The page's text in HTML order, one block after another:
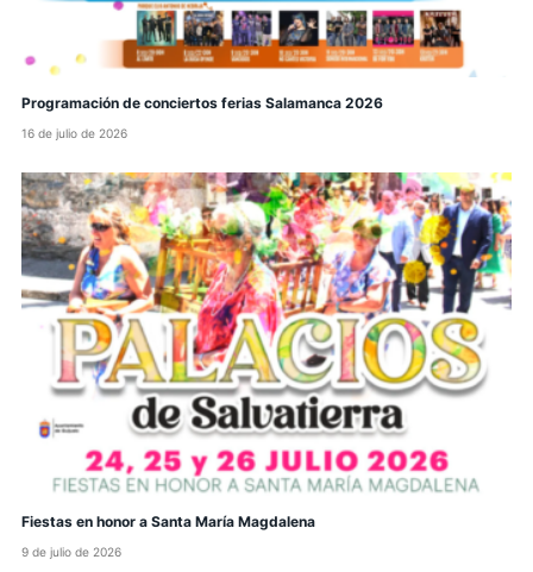
Programación de conciertos ferias Salamanca 2026
16 de julio de 2026
Fiestas en honor a Santa María Magdalena
9 de julio de 2026